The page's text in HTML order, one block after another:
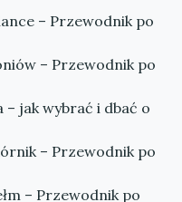
– Przewodnik po
– Przewodnik po
– jak wybrać i dbać o
– Przewodnik po
– Przewodnik po